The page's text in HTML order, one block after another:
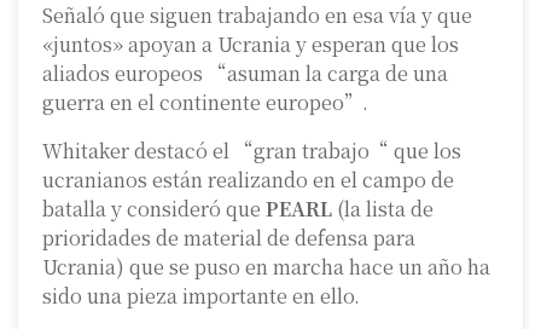
Señaló que siguen trabajando en esa vía y que
«juntos» apoyan a Ucrania y esperan que los
aliados europeos “asuman la carga de una
guerra en el continente europeo”.
Whitaker destacó el “gran trabajo“ que los
ucranianos están realizando en el campo de
batalla y consideró que PEARL (la lista de
prioridades de material de defensa para
Ucrania) que se puso en marcha hace un año ha
sido una pieza importante en ello.